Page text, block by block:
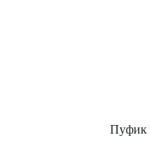
Пуфик